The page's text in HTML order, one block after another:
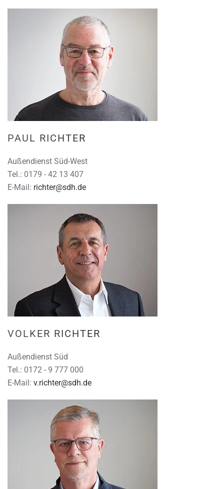
PAUL RICHTER
Außendienst Süd-West
Tel.: 0179 - 42 13 407
E-Mail: richter@sdh.de
VOLKER RICHTER
Außendienst Süd
Tel.: 0172 - 9 777 000
E-Mail: v.richter@sdh.de